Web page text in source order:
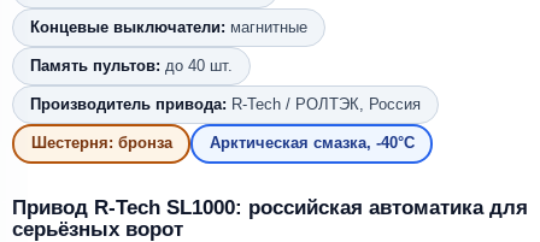
Концевые выключатели: магнитные
Память пультов: до 40 шт.
Производитель привода: R-Tech / РОЛТЭК, Россия
Шестерня: бронза Арктическая смазка, -40°C
Привод R-Tech SL1000: российская автоматика для
серьёзных ворот